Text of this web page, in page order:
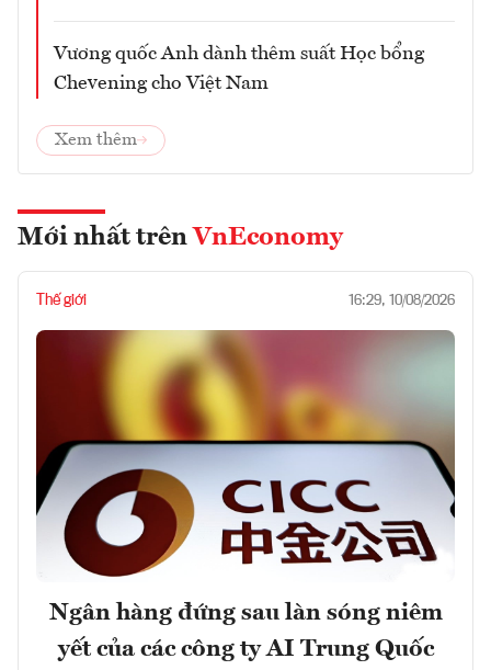
Vương quốc Anh dành thêm suất Học bổng
Chevening cho Việt Nam
Xem thêm
Mới nhất trên VnEconomy
Thế giới 16:29, 10/08/2026
Ngân hàng đứng sau làn sóng niêm
yết của các công ty AI Trung Quốc